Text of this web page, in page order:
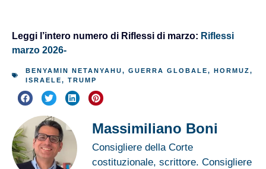
Leggi l’intero numero di Riflessi di marzo: Riflessi
marzo 2026-
BENYAMIN NETANYAHU, GUERRA GLOBALE, HORMUZ,
ISRAELE, TRUMP
Massimiliano Boni
Consigliere della Corte
costituzionale, scrittore. Consigliere